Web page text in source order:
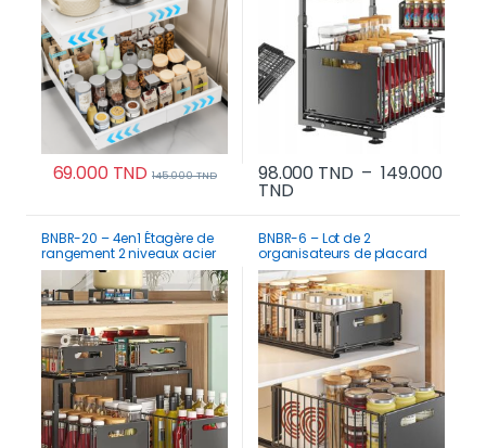
69.000TND 145.000TND
Ce produit a plusieurs variations. Les options
98.000 TND – 149.000
TNDPlage de prix : 98.000
BNBR-20 – 4en1 Étagère de
rangement 2 niveaux acier
inoxydable rangement
cuisine salle de bain et
garde-manger
BNBR-6 – Lot de 2
organisateurs de placard
coulissants pliable